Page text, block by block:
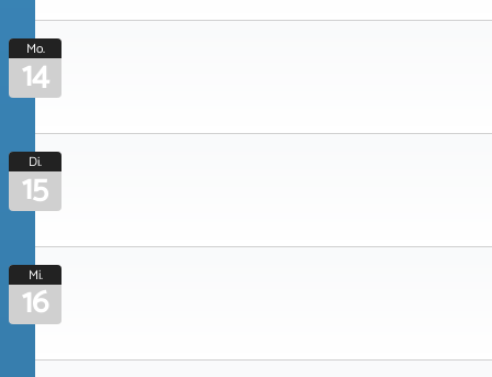
Mo.
14
Di.
15
Mi.
16